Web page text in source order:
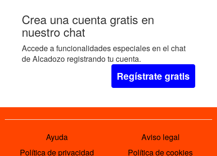
Crea una cuenta gratis en
nuestro chat
Accede a funcionalidades especiales en el chat
de Alcadozo registrando tu cuenta.
Regístrate gratis
Ayuda
Aviso legal
Política de privacidad
Política de cookies